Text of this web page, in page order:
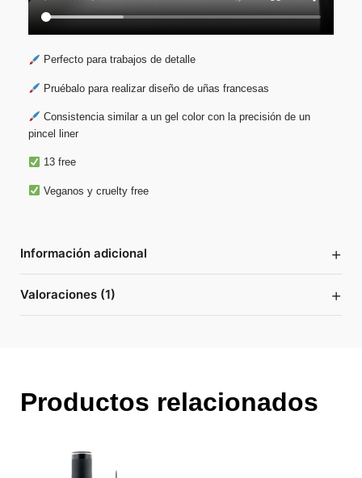
Perfecto para trabajos de detalle
Pruébalo para realizar diseño de uñas francesas
Consistencia similar a un gel color con la precisión de un
pincel liner
13 free
Veganos y cruelty free
Información adicional +
Valoraciones (1) +
Productos relacionados